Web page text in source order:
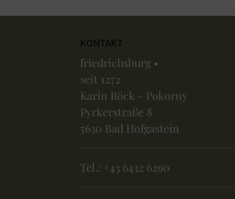
KONTAKT
friedrichsburg •
seit 1272
Karin Röck - Pokorny
Pyrkerstraße 8
5630 Bad Hofgastein
Tel.: +43 6432 6290